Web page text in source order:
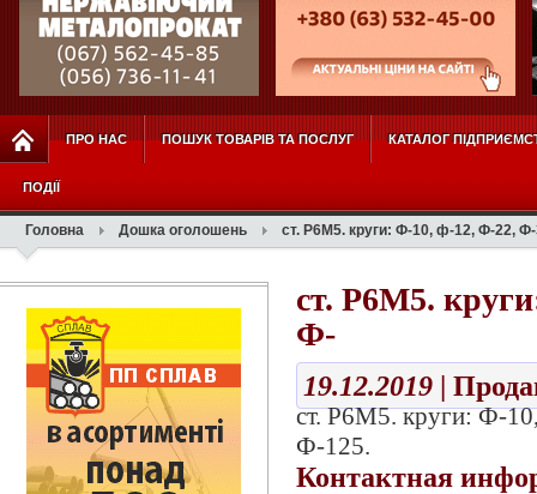
ПРО НАС ПОШУК ТОВАРІВ ТА ПОСЛУГ КАТАЛОГ
ПОДІЇ
Головна Дошка оголошень ст. Р6М5. круги: Ф-10, ф-12, Ф-22,
ст. Р6М5.
Ф-
19.12.2019 |
ст. Р6М5. круги: Ф-
Ф-125.
Контактная